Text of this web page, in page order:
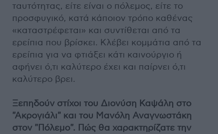
ταυτότητας, είτε είναι ο πόλεμος, είτε το
προσφυγικό, κατά κάποιον τρόπο καθένας
«καταστρέφεται» και συντίθεται από τα
ερείπια που βρίσκει. Κλέβει κομμάτια από τα
ερείπια για να φτιάξει κάτι καινούργιο ή
αφήνει ό,τι καλύτερο έχει και παίρνει ό,τι
καλύτερο βρει.
Ξεπηδούν στίχοι του Διονύση Καψάλη στο
"Ακρογιάλι" και του Μανόλη Αναγνωστάκη
στον "Πόλεμο". Πώς θα χαρακτηρίζατε την